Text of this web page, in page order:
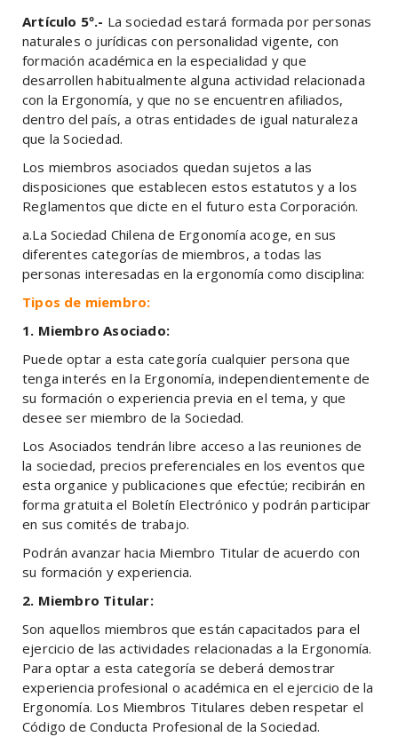
Artículo 5º.- La sociedad estará formada por personas
naturales o jurídicas con personalidad vigente, con
formación académica en la especialidad y que
desarrollen habitualmente alguna actividad relacionada
con la Ergonomía, y que no se encuentren afiliados,
dentro del país, a otras entidades de igual naturaleza
que la Sociedad.
Los miembros asociados quedan sujetos a las
disposiciones que establecen estos estatutos y a los
Reglamentos que dicte en el futuro esta Corporación.
a.La Sociedad Chilena de Ergonomía acoge, en sus
diferentes categorías de miembros, a todas las
personas interesadas en la ergonomía como disciplina:
Tipos de miembro:
1. Miembro Asociado:
Puede optar a esta categoría cualquier persona que
tenga interés en la Ergonomía, independientemente de
su formación o experiencia previa en el tema, y que
desee ser miembro de la Sociedad.
Los Asociados tendrán libre acceso a las reuniones de
la sociedad, precios preferenciales en los eventos que
esta organice y publicaciones que efectúe; recibirán en
forma gratuita el Boletín Electrónico y podrán participar
en sus comités de trabajo.
Podrán avanzar hacia Miembro Titular de acuerdo con
su formación y experiencia.
2. Miembro Titular:
Son aquellos miembros que están capacitados para el
ejercicio de las actividades relacionadas a la Ergonomía.
Para optar a esta categoría se deberá demostrar
experiencia profesional o académica en el ejercicio de la
Ergonomía. Los Miembros Titulares deben respetar el
Código de Conducta Profesional de la Sociedad.